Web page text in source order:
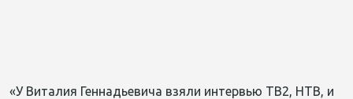
«У Виталия Геннадьевича взяли интервью ТВ2, НТВ, и